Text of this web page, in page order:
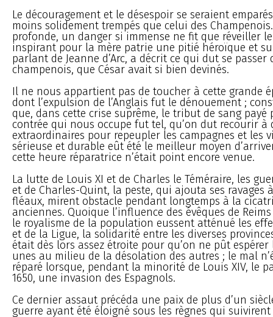
Le découragement et le désespoir se seraient
moins solidement trempés que celui des
profonde, un danger si immense ne fit que réveiller
inspirant pour la mère patrie une pitié héroïque et
parlant de Jeanne d’Arc, a décrit ce qui dut se
champenois, que César avait si bien devinés.
Il ne nous appartient pas de toucher à cette grande
dont l’expulsion de l’Anglais fut le dénouement ;
que, dans cette crise suprême, le tribut de sang payé
contrée qui nous occupe fut tel, qu’on dut recourir à
extraordinaires pour repeupler les campagnes et les
sérieuse et durable eût été le meilleur moyen
cette heure réparatrice n’était point encore venue.
La lutte de Louis XI et de Charles le Téméraire, les
et de Charles-Quint, la peste, qui ajouta ses ravages
fléaux, mirent obstacle pendant longtemps à la
anciennes. Quoique l’influence des évêques de
le royalisme de la population eussent atténué les
et de la Ligue, la solidarité entre les diverses
était dès lors assez étroite pour qu’on ne pût
unes au milieu de la désolation des autres ; le mal
réparé lorsque, pendant la minorité de Louis XIV, le
1650, une invasion des Espagnols.
Ce dernier assaut précéda une paix de plus d’un
guerre ayant été éloigné sous les règnes qui